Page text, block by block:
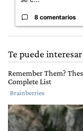
8 comentarios